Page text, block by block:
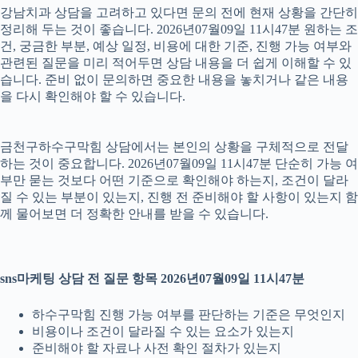
강남치과 상담을 고려하고 있다면 문의 전에 현재 상황을 간단히
정리해 두는 것이 좋습니다. 2026년07월09일 11시47분 원하는 조
건, 궁금한 부분, 예상 일정, 비용에 대한 기준, 진행 가능 여부와
관련된 질문을 미리 적어두면 상담 내용을 더 쉽게 이해할 수 있
습니다. 준비 없이 문의하면 중요한 내용을 놓치거나 같은 내용
을 다시 확인해야 할 수 있습니다.
금천구하수구막힘 상담에서는 본인의 상황을 구체적으로 전달
하는 것이 중요합니다. 2026년07월09일 11시47분 단순히 가능 여
부만 묻는 것보다 어떤 기준으로 확인해야 하는지, 조건이 달라
질 수 있는 부분이 있는지, 진행 전 준비해야 할 사항이 있는지 함
께 물어보면 더 정확한 안내를 받을 수 있습니다.
sns마케팅 상담 전 질문 항목 2026년07월09일 11시47분
하수구막힘 진행 가능 여부를 판단하는 기준은 무엇인지
비용이나 조건이 달라질 수 있는 요소가 있는지
준비해야 할 자료나 사전 확인 절차가 있는지